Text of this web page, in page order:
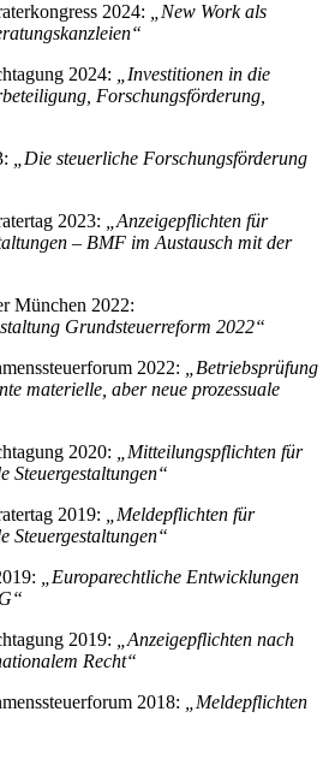
2024:
„New Work als
2024:
„Investitionen in die
Forschungsförderung,
„Die steuerliche Forschungsförderung
2023:
„Anzeigepflichten für
– BMF im Austausch mit der
München 2022:
Grundsteuerreform 2022“
2022:
„Betriebsprüfung
materielle, aber neue prozessuale
2020:
„Mitteilungspflichten für
Steuergestaltungen“
2019:
„Meldepflichten für
Steuergestaltungen“
„Europarechtliche Entwicklungen
2019:
„Anzeigepflichten nach
Recht“
2018:
„Meldepflichten